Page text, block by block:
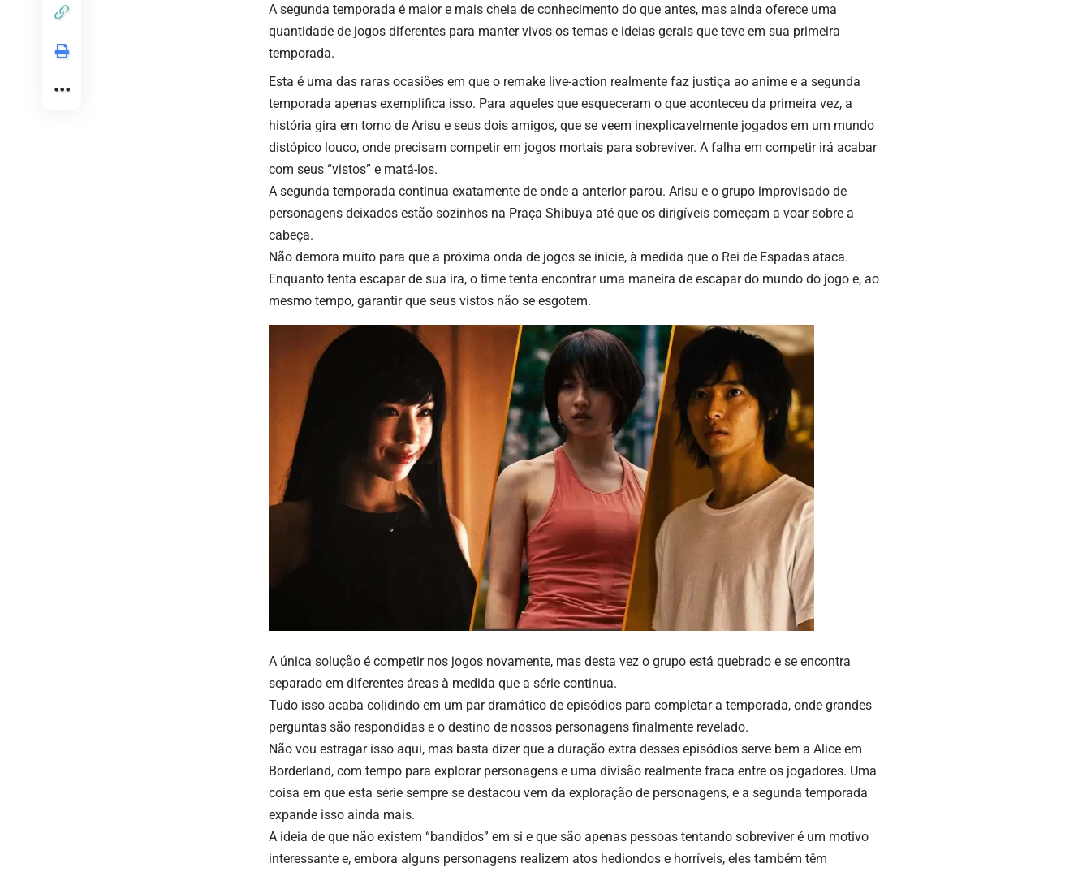
A segunda temporada é maior e mais cheia de conhecimento do que antes, mas ainda oferece uma
quantidade de jogos diferentes para manter vivos os temas e ideias gerais que teve em sua primeira
temporada.
Esta é uma das raras ocasiões em que o remake live-action realmente faz justiça ao anime e a segunda
temporada apenas exemplifica isso. Para aqueles que esqueceram o que aconteceu da primeira vez, a
história gira em torno de Arisu e seus dois amigos, que se veem inexplicavelmente jogados em um mundo
distópico louco, onde precisam competir em jogos mortais para sobreviver. A falha em competir irá acabar
com seus “vistos” e matá-los.
A segunda temporada continua exatamente de onde a anterior parou. Arisu e o grupo improvisado de
personagens deixados estão sozinhos na Praça Shibuya até que os dirigíveis começam a voar sobre a
cabeça.
Não demora muito para que a próxima onda de jogos se inicie, à medida que o Rei de Espadas ataca.
Enquanto tenta escapar de sua ira, o time tenta encontrar uma maneira de escapar do mundo do jogo e, ao
mesmo tempo, garantir que seus vistos não se esgotem.
A única solução é competir nos jogos novamente, mas desta vez o grupo está quebrado e se encontra
separado em diferentes áreas à medida que a série continua.
Tudo isso acaba colidindo em um par dramático de episódios para completar a temporada, onde grandes
perguntas são respondidas e o destino de nossos personagens finalmente revelado.
Não vou estragar isso aqui, mas basta dizer que a duração extra desses episódios serve bem a Alice em
Borderland, com tempo para explorar personagens e uma divisão realmente fraca entre os jogadores. Uma
coisa em que esta série sempre se destacou vem da exploração de personagens, e a segunda temporada
expande isso ainda mais.
A ideia de que não existem “bandidos” em si e que são apenas pessoas tentando sobreviver é um motivo
interessante e, embora alguns personagens realizem atos hediondos e horríveis, eles também têm